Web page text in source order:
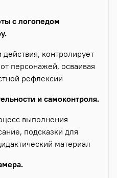
с логопедом
контролирует
персонажей, осваивая
рефлексии
и самоконтроля.
выполнения
подсказки для
материал